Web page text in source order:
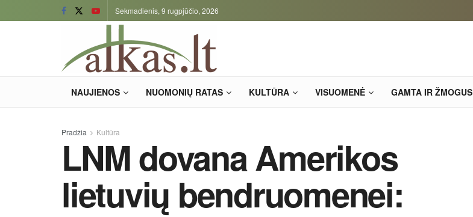
Sekmadienis, 9 rugpjūčio, 2026
NAUJIENOS NUOMONIŲ RATAS KULTŪRA VISUOMENĖ GAMTA IR ŽMOGUS
Pradžia Kultūra
LNM dovana Amerikos
lietuvių bendruomenei: